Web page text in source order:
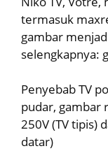
termasuk
gambar
selengkapnya:
Penyebab TV
pudar, gambar
250V (TV tipis)
datar)